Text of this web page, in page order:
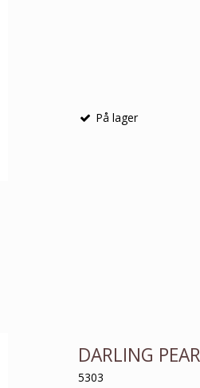
På lager
DARLING
5303